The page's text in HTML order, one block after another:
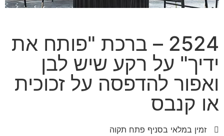
2524 – ברכת "פותח את
ידיך" על רקע שיש לבן
ואפור להדפסה על זכוכית
או קנבס
זמין במלאי בסניף פתח תקוה